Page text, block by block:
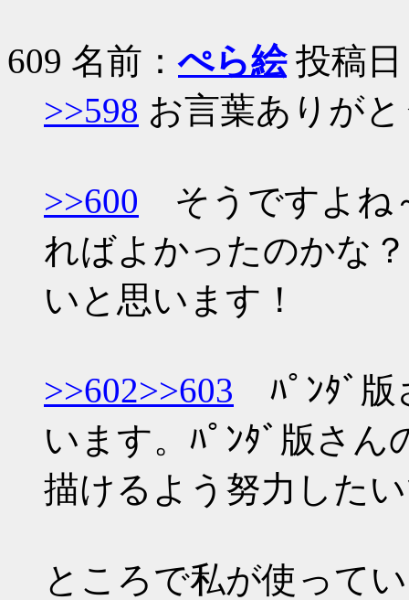
609 名前：ぺら絵投稿日
>>598 お言葉ありが
>>600 そうですよね
ればよかったのかな
いと思います！
>>602>>603 ﾊﾟﾝﾀﾞ版
います。ﾊﾟﾝﾀﾞ版さ
描けるよう努力した
ところで私が使って